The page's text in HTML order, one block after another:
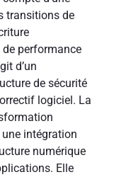
transitions de
performance
d’un
de sécurité
logiciel. La
intégration
numérique
Elle